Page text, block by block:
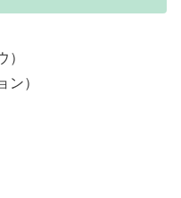
）
ン）